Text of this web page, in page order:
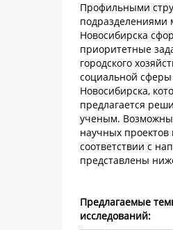
Профильными
подразделениями
Новосибирска
приоритетные
городского
социальной сферы
Новосибирска,
предлагается
ученым.
научных проектов
соответствии с
представлены
Предлагаемые
исследований: